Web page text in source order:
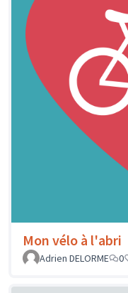
Mon vélo à l'abri
Adrien DELORME
0